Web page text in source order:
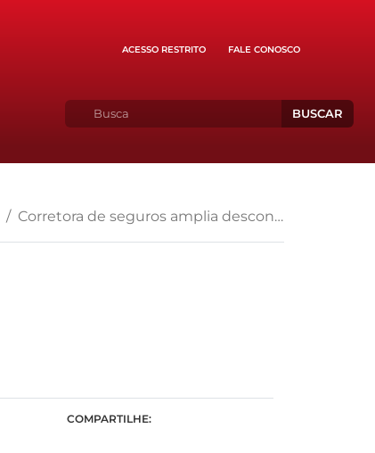
ACESSO RESTRITO FALE CONOSCO
BUSCAR
Corretora de seguros amplia desconto para associados
COMPARTILHE: